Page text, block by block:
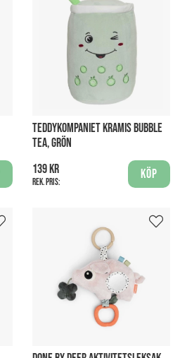
TEDDYKOMPANIET KRAMIS BUBBLE
TEA, GRÖN
139 kr
Rek. pris:
Köp